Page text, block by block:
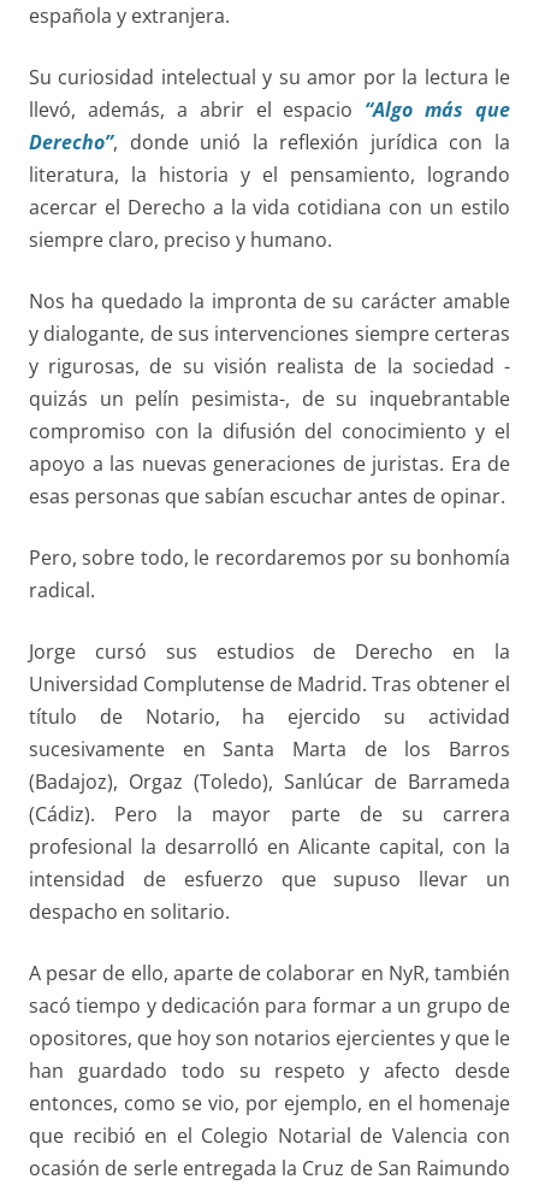
española y extranjera.
Su curiosidad intelectual y su amor por la lectura le
llevó, además, a abrir el espacio “Algo más que
Derecho”, donde unió la reflexión jurídica con la
literatura, la historia y el pensamiento, logrando
acercar el Derecho a la vida cotidiana con un estilo
siempre claro, preciso y humano.
Nos ha quedado la impronta de su carácter amable
y dialogante, de sus intervenciones siempre certeras
y rigurosas, de su visión realista de la sociedad -
quizás un pelín pesimista-, de su inquebrantable
compromiso con la difusión del conocimiento y el
apoyo a las nuevas generaciones de juristas. Era de
esas personas que sabían escuchar antes de opinar.
Pero, sobre todo, le recordaremos por su bonhomía
radical.
Jorge cursó sus estudios de Derecho en la
Universidad Complutense de Madrid. Tras obtener el
título de Notario, ha ejercido su actividad
sucesivamente en Santa Marta de los Barros
(Badajoz), Orgaz (Toledo), Sanlúcar de Barrameda
(Cádiz). Pero la mayor parte de su carrera
profesional la desarrolló en Alicante capital, con la
intensidad de esfuerzo que supuso llevar un
despacho en solitario.
A pesar de ello, aparte de colaborar en NyR, también
sacó tiempo y dedicación para formar a un grupo de
opositores, que hoy son notarios ejercientes y que le
han guardado todo su respeto y afecto desde
entonces, como se vio, por ejemplo, en el homenaje
que recibió en el Colegio Notarial de Valencia con
ocasión de serle entregada la Cruz de San Raimundo